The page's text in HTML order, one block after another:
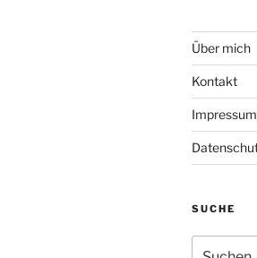
Über mich
Kontakt
Impressum
SUCHE